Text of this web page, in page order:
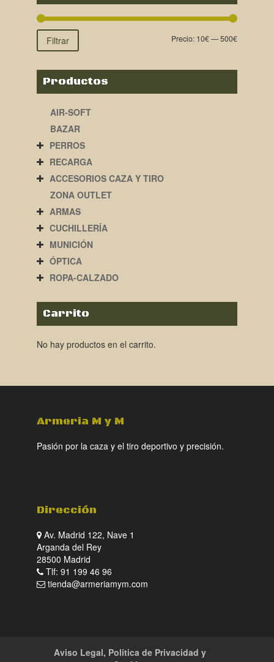
Filtrar Precio: 10€—500€
Productos
AIR-SOFT
BAZAR
PERROS
RECARGA
ACCESORIOS CAZA Y TIRO
ZONA OUTLET
ARMAS
CUCHILLERÍA
MUNICIÓN
ÓPTICA
ROPA-CALZADO
Carrito
No hay productos en el carrito.
Armeria M y M
Pasión por la caza y el tiro deportivo y precisión.
Dirección
Av. Madrid 122, Nave 1
Arganda del Rey
28500 Madrid
Tlf: 91 199 46 96
tienda@armeriamym.com
Aviso Legal, Política de Privacidad y